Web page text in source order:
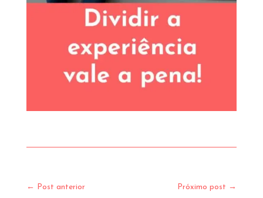
← Post anterior Próximo post →